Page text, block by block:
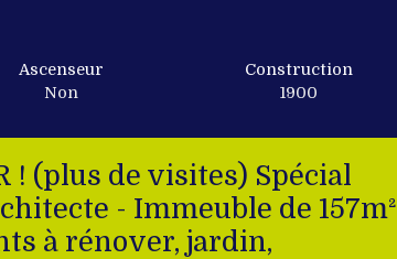
Ascenseur
Non
Construction
1900
! (plus de visites) Spécial
- Immeuble de 157m²
à rénover, jardin,